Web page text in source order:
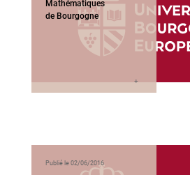
Mathématiques
de Bourgogne
Publié le 02/06/2016